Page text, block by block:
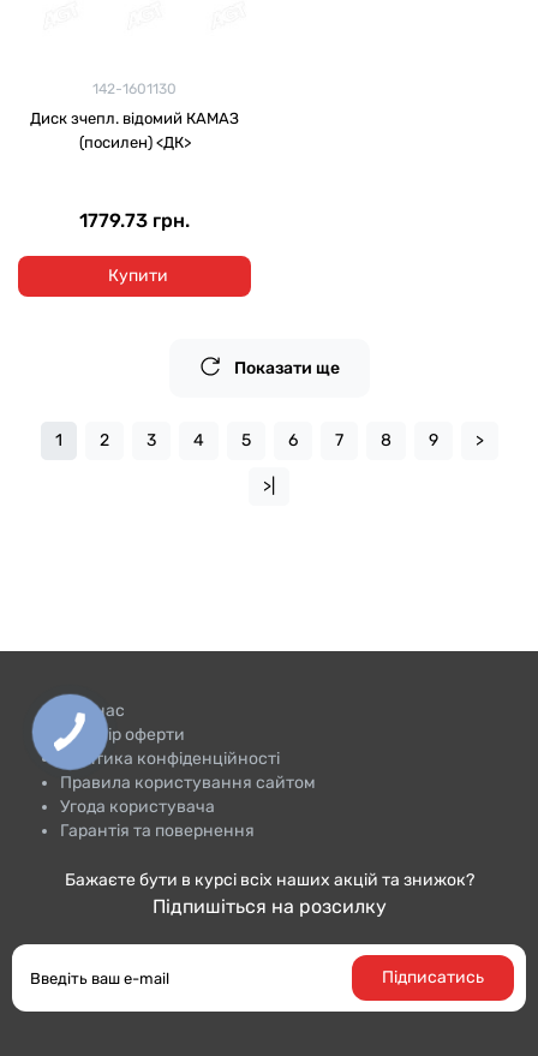
142-1601130
Диск зчепл. відомий КАМАЗ
(посилен) <ДК>
1779.73 грн.
Купити
Показати ще
1 2 3 4 5 6 7 8 9 >
>|
Про нас
Договір оферти
Політика конфіденційності
Правила користування сайтом
Угода користувача
Гарантія та повернення
Бажаєте бути в курсі всіх наших акцій та знижок?
Підпишіться на розсилку
Підписатись